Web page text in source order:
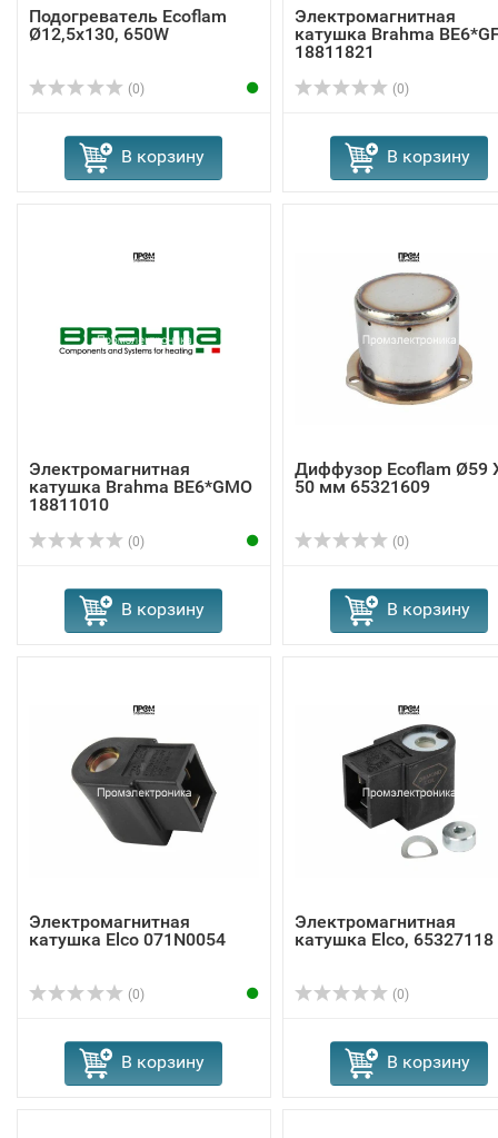
Подогреватель Ecoflam
Ø12,5x130, 650W
(0)
В корзину
Электромагнитная
катушка Brahma
18811821
(0)
В корзину
Электромагнитная
катушка Brahma BE6*GMO
18811010
(0)
В корзину
Диффузор Ecoflam Ø59
50 мм 65321609
(0)
В корзину
Электромагнитная
катушка Elco 071N0054
(0)
В корзину
Электромагнитная
катушка Elco, 65327118
(0)
В корзину